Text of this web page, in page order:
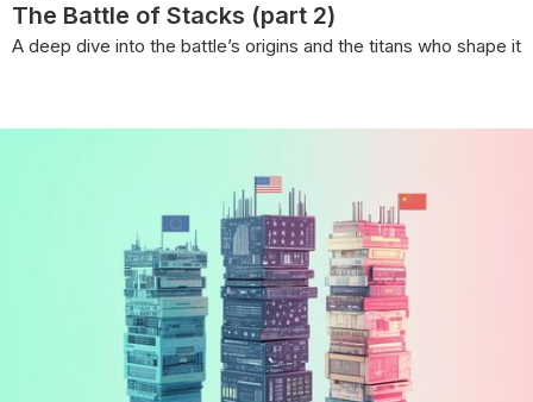
The Battle of Stacks (part 2)
A deep dive into the battle’s origins and the titans who shape it